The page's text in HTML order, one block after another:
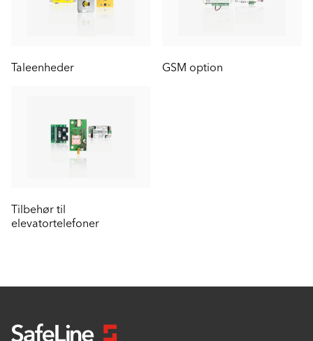
Taleenheder GSM option
Tilbehør til
elevatortelefoner